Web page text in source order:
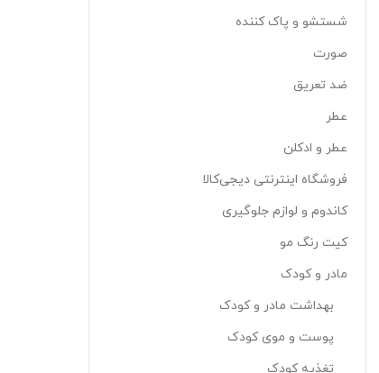
شستشو و پاک کننده
صورت
ضد تعریق
عطر
عطر و ادکلن
فروشگاه اینترنتی دیجی‌کالا
کاندوم و لوازم جلوگیری
کیت رنگ مو
مادر و کودک
بهداشت مادر و کودک
پوست و موی کودک
تغذیه کودک